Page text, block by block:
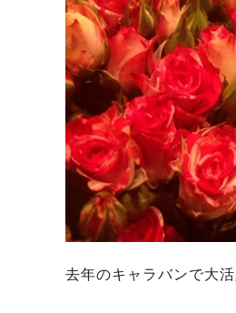
去年のキャラバンで大